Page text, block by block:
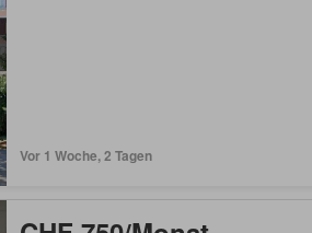
Vor 1 Woche, 2 Tagen